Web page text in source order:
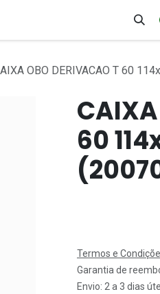
OBO DERIVACAO T 60
60
Termos e
Garantia de
Envio: 2 a 3 dias